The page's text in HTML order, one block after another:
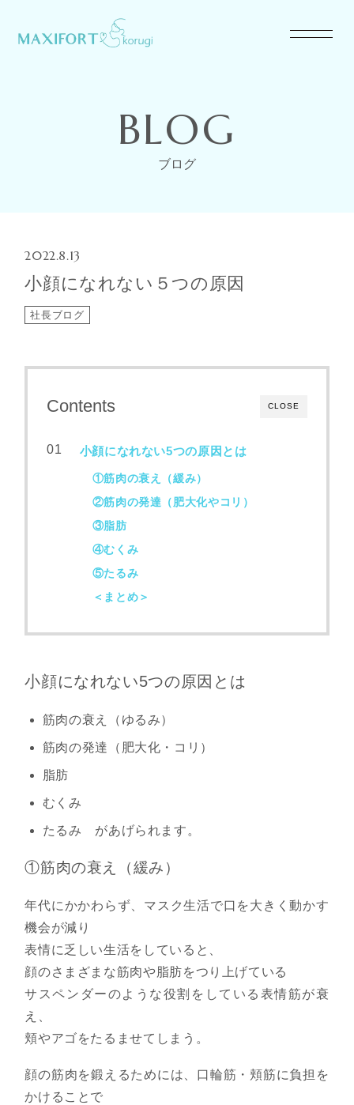
BLOG
ブログ
2022.8.13
小顔になれない５つの原因
社長ブログ
CLOSE
Contents
小顔になれない5つの原因とは
①筋肉の衰え（緩み）
②筋肉の発達（肥大化やコリ）
③脂肪
④むくみ
⑤たるみ
＜まとめ＞
小顔になれない5つの原因とは
筋肉の衰え（ゆるみ）
筋肉の発達（肥大化・コリ）
脂肪
むくみ
たるみ があげられます。
①筋肉の衰え（緩み）
年代にかかわらず、マスク生活で口を大きく動かす
機会が減り
表情に乏しい生活をしていると、
顔のさまざまな筋肉や脂肪をつり上げている
サスペンダーのような役割をしている表情筋が衰
え、
頬やアゴをたるませてしまう。
顔の筋肉を鍛えるためには、口輪筋・頬筋に負担を
かけることで